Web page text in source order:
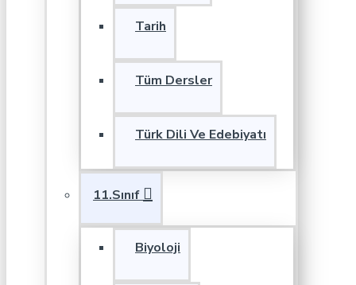
Tarih
Tüm Dersler
Türk Dili Ve Edebiyatı
11.Sınıf
Biyoloji